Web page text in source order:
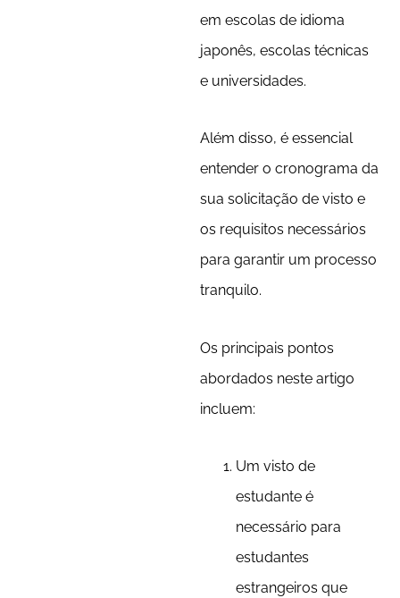
em escolas de idioma
japonês, escolas técnicas
e universidades.
Além disso, é essencial
entender o cronograma da
sua solicitação de visto e
os requisitos necessários
para garantir um processo
tranquilo.
Os principais pontos
abordados neste artigo
incluem:
Um visto de
estudante é
necessário para
estudantes
estrangeiros que